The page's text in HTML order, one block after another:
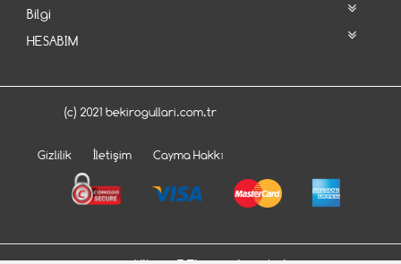
Bilgi
HESABIM
(c) 2021 bekirogullari.com.tr
Gizlilik İletişim Cayma Hakkı